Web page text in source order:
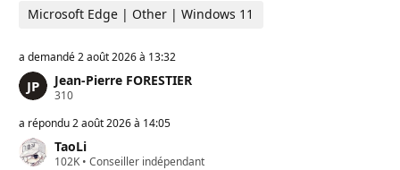
Microsoft Edge | Other | Windows 11
a demandé2 août 2026 à 13:32
Jean-Pierre FORESTIER
310P
i
t
s
a répondu2 août 2026 à 14:05
TaoLi
102K P• Conseiller indépendant